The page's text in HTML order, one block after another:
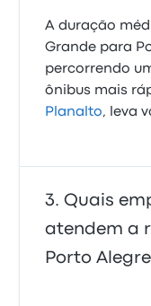
A duração
Grande para
percorrendo
ônibus mais
Planalto, leva
Quais
atendem a
Porto